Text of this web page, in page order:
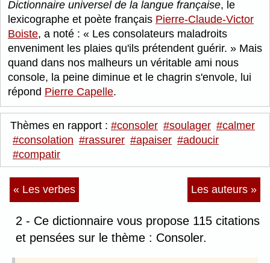
Dictionnaire universel de la langue française, le
lexicographe et poète français Pierre-Claude-Victor
Boiste, a noté :
Les consolateurs maladroits
enveniment les plaies qu'ils prétendent guérir.
Mais
quand dans nos malheurs un véritable ami nous
console, la peine diminue et le chagrin s'envole, lui
répond Pierre Capelle.
Thèmes en rapport : #consoler #soulager #calmer
#consolation #rassurer #apaiser #adoucir
#compatir
« Les verbes Les auteurs »
2 - Ce dictionnaire vous propose 115 citations
et pensées sur le thème : Consoler.